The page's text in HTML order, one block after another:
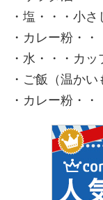
・塩・・・小
・カレー粉・
・水・・・カッ
・ご飯（温か
・カレー粉・・